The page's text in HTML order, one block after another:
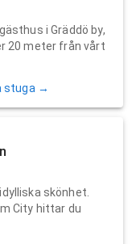
i Gräddö by,
20 meter från vårt
stuga →
skönhet.
City hittar du